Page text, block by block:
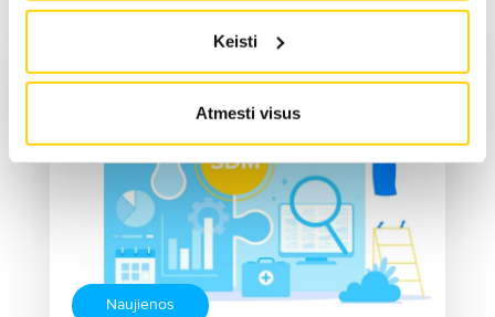
Keisti
Atmesti visus
Naujienos